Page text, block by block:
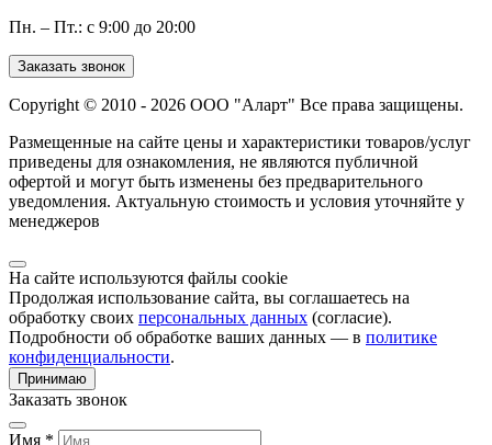
Пн. – Пт.: с 9:00 до 20:00
Заказать звонок
Copyright © 2010 - 2026 ООО "Аларт" Все права защищены.
Размещенные на сайте цены и характеристики товаров/услуг
приведены для ознакомления, не являются публичной
офертой и могут быть изменены без предварительного
уведомления. Актуальную стоимость и условия уточняйте у
менеджеров
На сайте используются файлы cookie
Продолжая использование сайта, вы соглашаетесь на
обработку своих персональных данных (согласие).
Подробности об обработке ваших данных — в политике
конфиденциальности.
Принимаю
Заказать звонок
Имя *